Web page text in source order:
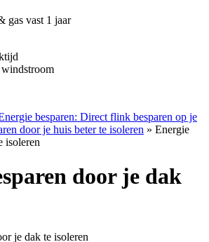
gas vast 1 jaar
windstroom
besparen: Direct flink besparen op je
door je huis beter te isoleren » Energie
isoleren
door je dak